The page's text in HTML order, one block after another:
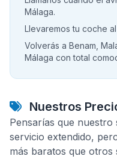
Málaga.
Llevaremos tu coche
Volverás a Benam,
Málaga con total
Nuestros
Pensarías que
servicio extendido,
más baratos que otros